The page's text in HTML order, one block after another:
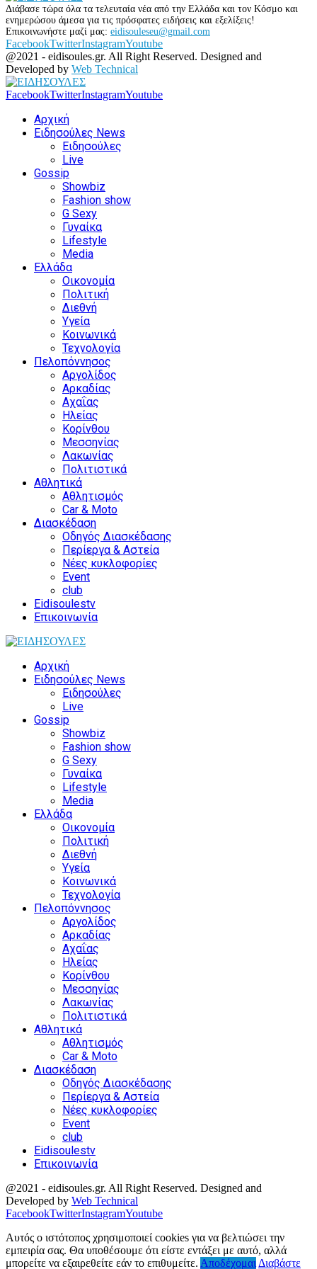
Διάβασε τώρα όλα τα τελευταία νέα από την Ελλάδα και τον Κόσμο και
ενημερώσου άμεσα για τις πρόσφατες ειδήσεις και εξελίξεις!
Επικοινωνήστε μαζί μας: eidisouleseu@gmail.com
FacebookTwitterInstagramYoutube
@2021 - eidisoules.gr. All Right Reserved. Designed and
Developed by Web Technical
FacebookTwitterInstagramYoutube
Αρχική
Ειδησούλες News
Ειδησούλες
Live
Gossip
Showbiz
Fashion show
G Sexy
Γυναίκα
Lifestyle
Media
Ελλάδα
Οικονομία
Πολιτική
Διεθνή
Υγεία
Κοινωνικά
Τεχνολογία
Πελοπόννησος
Αργολίδος
Αρκαδίας
Αχαΐας
Ηλείας
Κορίνθου
Μεσσηνίας
Λακωνίας
Πολιτιστικά
Αθλητικά
Αθλητισμός
Car & Moto
Διασκέδαση
Οδηγός Διασκέδασης
Περίεργα & Αστεία
Νέες κυκλοφορίες
Event
club
Eidisoulestv
Επικοινωνία
Αρχική
Ειδησούλες News
Ειδησούλες
Live
Gossip
Showbiz
Fashion show
G Sexy
Γυναίκα
Lifestyle
Media
Ελλάδα
Οικονομία
Πολιτική
Διεθνή
Υγεία
Κοινωνικά
Τεχνολογία
Πελοπόννησος
Αργολίδος
Αρκαδίας
Αχαΐας
Ηλείας
Κορίνθου
Μεσσηνίας
Λακωνίας
Πολιτιστικά
Αθλητικά
Αθλητισμός
Car & Moto
Διασκέδαση
Οδηγός Διασκέδασης
Περίεργα & Αστεία
Νέες κυκλοφορίες
Event
club
Eidisoulestv
Επικοινωνία
@2021 - eidisoules.gr. All Right Reserved. Designed and
Developed by Web Technical
FacebookTwitterInstagramYoutube
Αυτός ο ιστότοπος χρησιμοποιεί cookies για να βελτιώσει την
εμπειρία σας. Θα υποθέσουμε ότι είστε εντάξει με αυτό, αλλά
μπορείτε να εξαιρεθείτε εάν το επιθυμείτε. Αποδέχομαι Διαβάστε